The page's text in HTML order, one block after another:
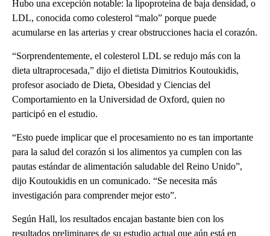
Hubo una excepción notable: la lipoproteína de baja densidad, o
LDL, conocida como colesterol “malo” porque puede
acumularse en las arterias y crear obstrucciones hacia el corazón.
“Sorprendentemente, el colesterol LDL se redujo más con la
dieta ultraprocesada,” dijo el dietista Dimitrios Koutoukidis,
profesor asociado de Dieta, Obesidad y Ciencias del
Comportamiento en la Universidad de Oxford, quien no
participó en el estudio.
“Esto puede implicar que el procesamiento no es tan importante
para la salud del corazón si los alimentos ya cumplen con las
pautas estándar de alimentación saludable del Reino Unido”,
dijo Koutoukidis en un comunicado. “Se necesita más
investigación para comprender mejor esto”.
Según Hall, los resultados encajan bastante bien con los
resultados preliminares de su estudio actual que aún está en